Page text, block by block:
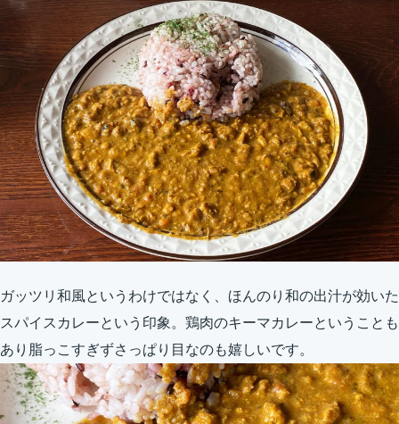
ガッツリ和風というわけではなく、ほんのり和の出汁が効いた
スパイスカレーという印象。鶏肉のキーマカレーということも
あり脂っこすぎずさっぱり目なのも嬉しいです。